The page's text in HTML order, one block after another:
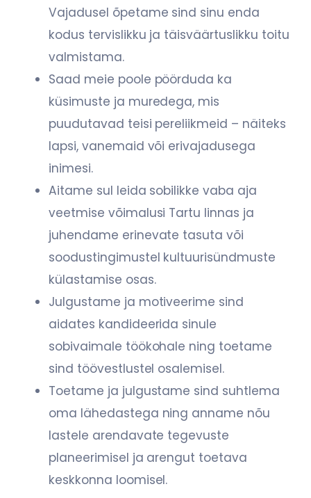
Vajadusel õpetame sind sinu enda
kodus tervislikku ja täisväärtuslikku toitu
valmistama.
Saad meie poole pöörduda ka
küsimuste ja muredega, mis
puudutavad teisi pereliikmeid – näiteks
lapsi, vanemaid või erivajadusega
inimesi.
Aitame sul leida sobilikke vaba aja
veetmise võimalusi Tartu linnas ja
juhendame erinevate tasuta või
soodustingimustel kultuurisündmuste
külastamise osas.
Julgustame ja motiveerime sind
aidates kandideerida sinule
sobivaimale töökohale ning toetame
sind töövestlustel osalemisel.
Toetame ja julgustame sind suhtlema
oma lähedastega ning anname nõu
lastele arendavate tegevuste
planeerimisel ja arengut toetava
keskkonna loomisel.